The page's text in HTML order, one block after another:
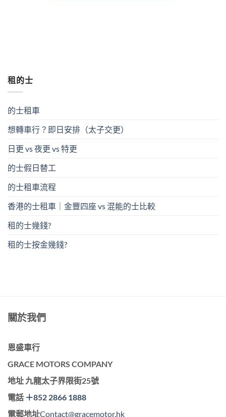
租的士
的士租車
想轉車行？即日安排（太子交更）
日更 vs 夜更 vs 特更
的士假日替工
的士租車流程
香港的士租車｜金豐四座 vs 混能的士比較
租的士幾錢?
租的士按金幾錢?
關於我們
恩盛車行
GRACE MOTORS COMPANY
地址 九龍太子界限街25號
電話 ＋852 2866 1888
電郵地址Contact@gracemotor.hk